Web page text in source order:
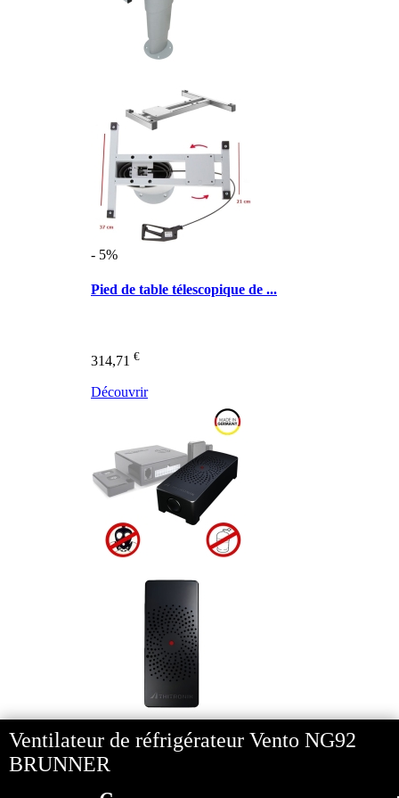
- 5%
Pied de table télescopique de ...
314,71 €
Découvrir
- 8%
Détecteur de gaz Radio 868 ...
Ventilateur de réfrigérateur Vento NG92
BRUNNER